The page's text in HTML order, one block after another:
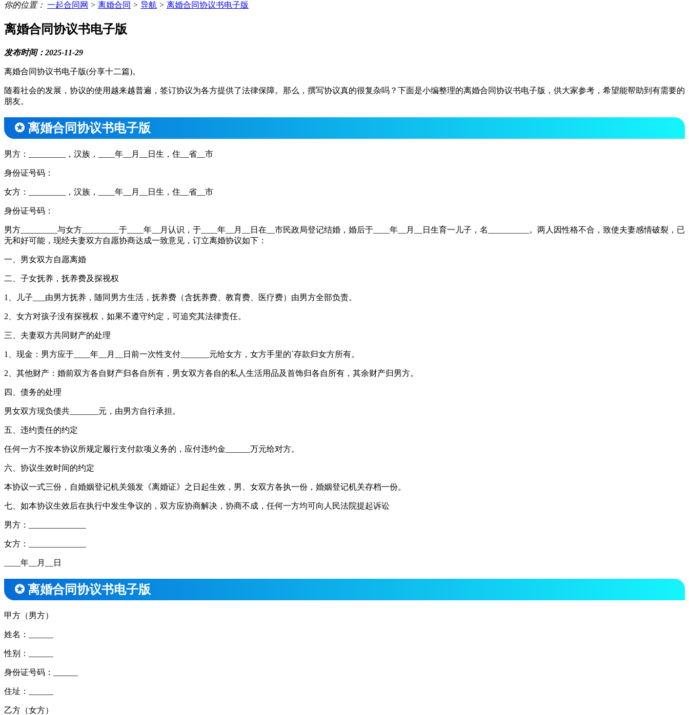
你的位置： 一起合同网 > 离婚合同 > 导航 > 离婚合同协议书电子版
离婚合同协议书电子版
发布时间：2025-11-29
离婚合同协议书电子版(分享十二篇)。
随着社会的发展，协议的使用越来越普遍，签订协议为各方提供了法律保障。那么，撰写协议真的很复杂吗？下面是小编整理的离婚合同协议书电子版，供大家参考，希望能帮助到有需要的
朋友。
✪ 离婚合同协议书电子版
男方：_________，汉族，____年__月__日生，住__省__市
身份证号码：
女方：_________，汉族，____年__月__日生，住__省__市
身份证号码：
男方_________与女方_________于____年__月认识，于____年__月__日在__市民政局登记结婚，婚后于____年__月__日生育一儿子，名__________。两人因性格不合，致使夫妻感情破裂，已
无和好可能，现经夫妻双方自愿协商达成一致意见，订立离婚协议如下：
一、男女双方自愿离婚
二、子女抚养，抚养费及探视权
1、儿子___由男方抚养，随同男方生活，抚养费（含抚养费、教育费、医疗费）由男方全部负责。
2、女方对孩子没有探视权，如果不遵守约定，可追究其法律责任。
三、夫妻双方共同财产的处理
1、现金：男方应于____年__月__日前一次性支付_______元给女方，女方手里的`存款归女方所有。
2、其他财产：婚前双方各自财产归各自所有，男女双方各自的私人生活用品及首饰归各自所有，其余财产归男方。
四、债务的处理
男女双方现负债共_______元，由男方自行承担。
五、违约责任的约定
任何一方不按本协议所规定履行支付款项义务的，应付违约金______万元给对方。
六、协议生效时间的约定
本协议一式三份，自婚姻登记机关颁发《离婚证》之日起生效，男、女双方各执一份，婚姻登记机关存档一份。
七、如本协议生效后在执行中发生争议的，双方应协商解决，协商不成，任何一方均可向人民法院提起诉讼
男方：______________
女方：______________
____年__月__日
✪ 离婚合同协议书电子版
甲方（男方）
姓名：______
性别：______
身份证号码：______
住址：______
乙方（女方）